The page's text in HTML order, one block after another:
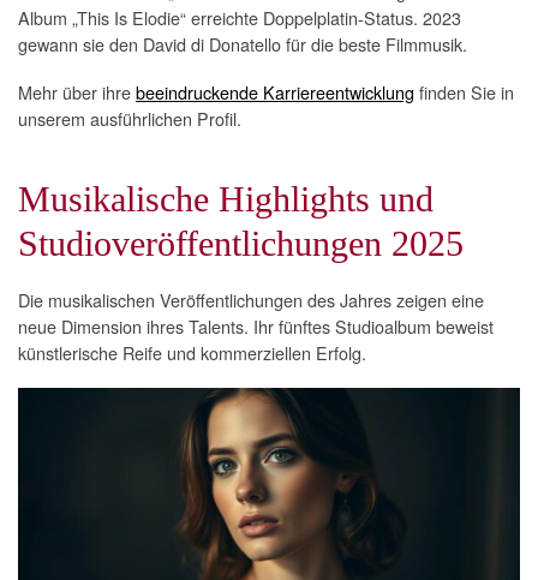
Album „This Is Elodie“ erreichte Doppelplatin-Status. 2023
gewann sie den David di Donatello für die beste Filmmusik.
Mehr über ihrebeeindruckende Karriereentwicklung finden Sie in
unserem ausführlichen Profil.
Musikalische Highlights und
Studioveröffentlichungen 2025
Die musikalischen Veröffentlichungen des Jahres zeigen eine
neue Dimension ihres Talents. Ihr fünftes Studioalbum beweist
künstlerische Reife und kommerziellen Erfolg.